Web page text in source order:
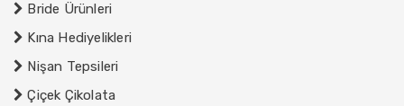
Bride Ürünleri
Kına Hediyelikleri
Nişan Tepsileri
Çiçek Çikolata